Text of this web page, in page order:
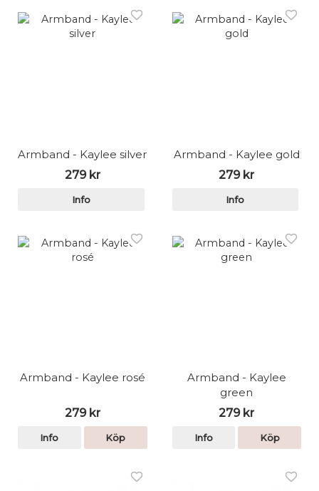
Armband - Kaylee silver
279 kr
Info
Armband - Kaylee gold
279 kr
Info
Armband - Kaylee rosé
279 kr
Info Köp
Armband - Kaylee
green
279 kr
Info Köp